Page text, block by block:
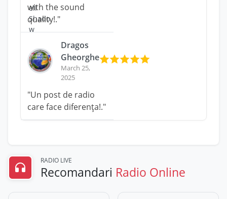
with the sound
quality!."
Dragos
Gheorghe
March 25,
2025
"Un post de radio
care face diferența!."
RADIO LIVE
Recomandari Radio Online